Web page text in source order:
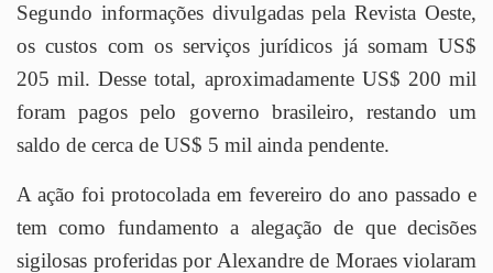
Segundo informações divulgadas pela Revista Oeste,
os custos com os serviços jurídicos já somam US$
205 mil. Desse total, aproximadamente US$ 200 mil
foram pagos pelo governo brasileiro, restando um
saldo de cerca de US$ 5 mil ainda pendente.
A ação foi protocolada em fevereiro do ano passado e
tem como fundamento a alegação de que decisões
sigilosas proferidas por Alexandre de Moraes violaram